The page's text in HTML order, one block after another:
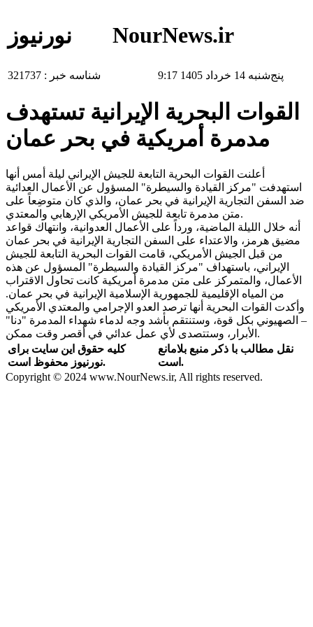
نورنیوز NourNews.ir
شناسه خبر : 321737 پنج‌شنبه 14 خرداد 1405 9:17
القوات البحرية الإيرانية تستهدف
مدمرة أمريكية في بحر عمان
أعلنت القوات البحرية التابعة للجيش الإيراني ليلة أمس أنها
استهدفت "مركز القيادة والسيطرة" المسؤول عن الأعمال العدائية
ضد السفن التجارية الإيرانية في بحر عمان، والذي كان متوضِعاً على
متن مدمرة تابعة للجيش الأمريكي الإرهابي والمعتدي.
أنه خلال الليلة الماضية، ورداً على الأعمال العدوانية، وانتهاك قواعد
مضيق هرمز، والاعتداء على السفن التجارية الإيرانية في بحر عمان
من قبل الجيش الأمريكي، قامت القوات البحرية التابعة للجيش
الإيراني، باستهداف "مركز القيادة والسيطرة" المسؤول عن هذه
الأعمال، والمتمركز على متن مدمرة أمريكية كانت تحاول الاقتراب
من المياه الإقليمية للجمهورية الإسلامية الإيرانية في بحر عمان.
وأكدت القوات البحرية أنها ترصد العدو الإجرامي والمعتدي الأمريكي
– الصهيوني بكل قوة، وستنتقم بأشد وجه لدماء شهداء المدمرة "دنا"
الأبرار، وستتصدى لأي عمل عدائي في أقصر وقت ممكن.
کلیه حقوق این سایت برای
نورنیوز محفوظ است.
نقل مطالب با ذکر منبع بلامانع
است.
Copyright © 2024 www.NourNews.ir, All rights reserved.